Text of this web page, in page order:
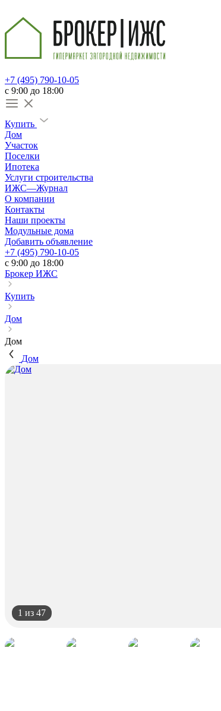
+7 (495) 790-10-05
c 9:00 до 18:00
Купить
Дом
Участок
Поселки
Ипотека
Услуги строительства
ИЖС—Журнал
О компании
Контакты
Наши проекты
Модульные дома
Добавить объявление
+7 (495) 790-10-05
c 9:00 до 18:00
Брокер ИЖС
Купить
Дом
Дом
Дом
1 из 47